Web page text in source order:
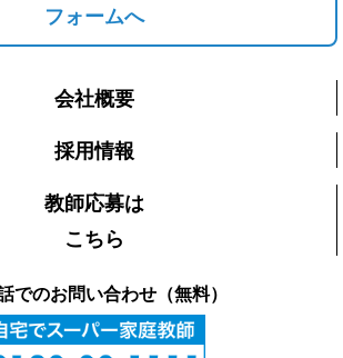
フォームへ
会社概要
採用情報
教師応募は
こちら
でのお問い合わせ（無料）